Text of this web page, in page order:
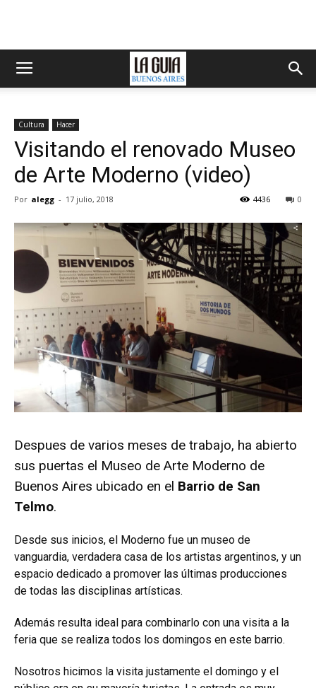
Cultura Hacer
Visitando el renovado Museo
de Arte Moderno (video)
Por alegg - 17 julio, 2018 0
4436
Despues de varios meses de trabajo, ha abierto
sus puertas el Museo de Arte Moderno de
Buenos Aires ubicado en el Barrio de San
Telmo.
Desde sus inicios, el Moderno fue un museo de
vanguardia, verdadera casa de los artistas argentinos, y un
espacio dedicado a promover las últimas producciones
de todas las disciplinas artísticas.
Además resulta ideal para combinarlo con una visita a la
feria que se realiza todos los domingos en este barrio.
Nosotros hicimos la visita justamente el domingo y el